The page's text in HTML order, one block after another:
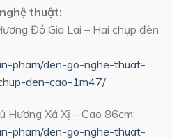
thuật:
Đỏ Gia Lai – Hai chụp đèn
pham/den-go-nghe-thuat-
den-cao-1m47/
Hương Xá Xị – Cao 86cm:
pham/den-go-nghe-thuat-